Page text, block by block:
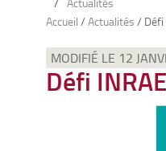
Accueil / Actualités / Défi
MODIFIÉ LE 12
Défi